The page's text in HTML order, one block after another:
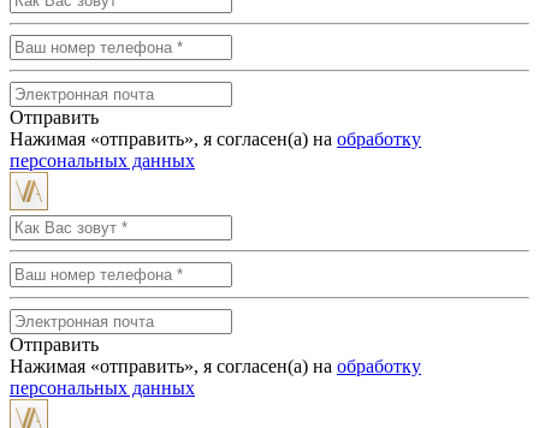
Отправить
Нажимая «отправить», я согласен(а) на обработку
персональных данных
Отправить
Нажимая «отправить», я согласен(а) на обработку
персональных данных